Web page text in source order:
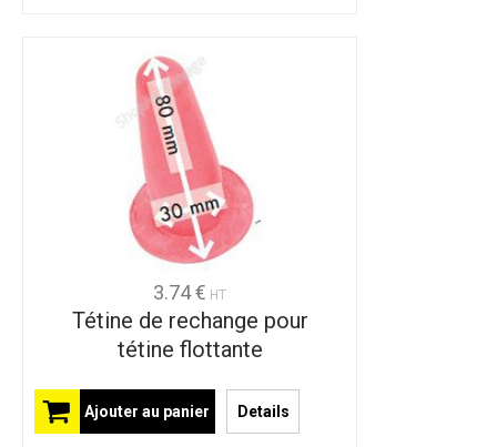
3.74 € HT
Tétine de rechange pour
tétine flottante
Ajouter au panier Details